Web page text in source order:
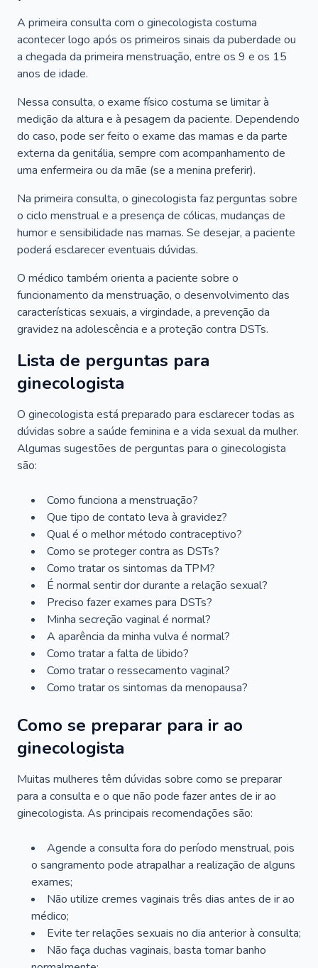
A primeira consulta com o ginecologista costuma
acontecer logo após os primeiros sinais da puberdade ou
a chegada da primeira menstruação, entre os 9 e os 15
anos de idade.
Nessa consulta, o exame físico costuma se limitar à
medição da altura e à pesagem da paciente. Dependendo
do caso, pode ser feito o exame das mamas e da parte
externa da genitália, sempre com acompanhamento de
uma enfermeira ou da mãe (se a menina preferir).
Na primeira consulta, o ginecologista faz perguntas sobre
o ciclo menstrual e a presença de cólicas, mudanças de
humor e sensibilidade nas mamas. Se desejar, a paciente
poderá esclarecer eventuais dúvidas.
O médico também orienta a paciente sobre o
funcionamento da menstruação, o desenvolvimento das
características sexuais, a virgindade, a prevenção da
gravidez na adolescência e a proteção contra DSTs.
Lista de perguntas para
ginecologista
O ginecologista está preparado para esclarecer todas as
dúvidas sobre a saúde feminina e a vida sexual da mulher.
Algumas sugestões de perguntas para o ginecologista
são:
Como funciona a menstruação?
Que tipo de contato leva à gravidez?
Qual é o melhor método contraceptivo?
Como se proteger contra as DSTs?
Como tratar os sintomas da TPM?
É normal sentir dor durante a relação sexual?
Preciso fazer exames para DSTs?
Minha secreção vaginal é normal?
A aparência da minha vulva é normal?
Como tratar a falta de libido?
Como tratar o ressecamento vaginal?
Como tratar os sintomas da menopausa?
Como se preparar para ir ao
ginecologista
Muitas mulheres têm dúvidas sobre como se preparar
para a consulta e o que não pode fazer antes de ir ao
ginecologista. As principais recomendações são:
Agende a consulta fora do período menstrual, pois
o sangramento pode atrapalhar a realização de alguns
exames;
Não utilize cremes vaginais três dias antes de ir ao
médico;
Evite ter relações sexuais no dia anterior à consulta;
Não faça duchas vaginais, basta tomar banho